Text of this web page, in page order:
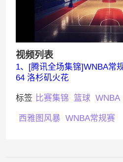
视频列表
1、[腾讯全场集锦]WNBA常
64 洛杉矶火花
标签 比赛集锦 篮球 WNBA
西雅图风暴 WNBA常规赛